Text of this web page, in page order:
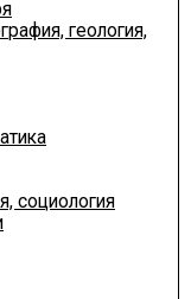
геология,
социология